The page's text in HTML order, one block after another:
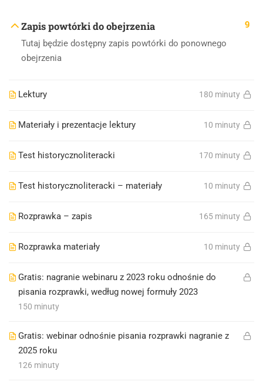
Zapis powtórki do obejrzenia
Tutaj będzie dostępny zapis powtórki do ponownego
obejrzenia
9
Lektury 180 minuty
Materiały i prezentacje lektury 10 minuty
Test historycznoliteracki 170 minuty
Test historycznoliteracki – materiały 10 minuty
Rozprawka – zapis 165 minuty
Rozprawka materiały 10 minuty
Gratis: nagranie webinaru z 2023 roku odnośnie do
pisania rozprawki, według nowej formuły 2023
150 minuty
Gratis: webinar odnośnie pisania rozprawki nagranie z
2025 roku
126 minuty